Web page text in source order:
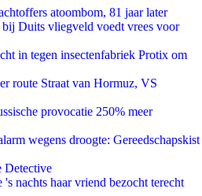
atoombom, 81 jaar later
Duits vliegveld voedt vrees voor
in tegen insectenfabriek Protix om
route Straat van Hormuz, VS
provocatie 250% meer
wegens droogte: Gereedschapskist
Detective
nachts haar vriend bezocht terecht